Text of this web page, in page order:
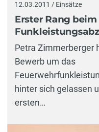
12.03.2011 / Einsätze
Erster Rang beim
Petra Zimmerberger
Bewerb um das
hinter sich gelassen
ersten…